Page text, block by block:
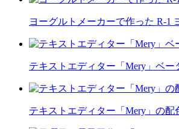
ヨーグルトメーカーで作った R-1
テキストエディター「Mery」ベ
テキストエディター「Mery」の配